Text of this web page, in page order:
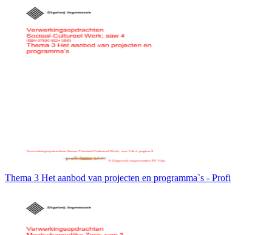
Thema 3 Het aanbod van projecten en programma`s - Profi